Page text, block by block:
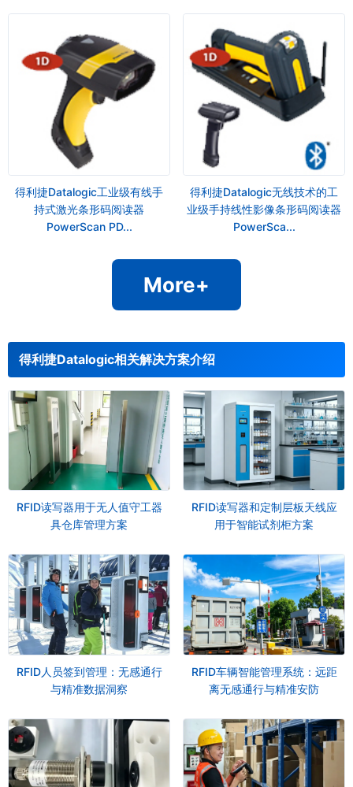
得利捷Datalogic工业级有线手
持式激光条形码阅读器
PowerScan PD...
得利捷Datalogic无线技术的工
业级手持线性影像条形码阅读器
PowerSca...
More+
得利捷Datalogic相关解决方案介绍
RFID读写器用于无人值守工器
具仓库管理方案
RFID读写器和定制层板天线应
用于智能试剂柜方案
RFID人员签到管理：无感通行
与精准数据洞察
RFID车辆智能管理系统：远距
离无感通行与精准安防